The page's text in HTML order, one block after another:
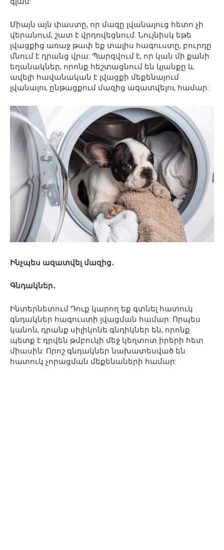
Միայն այն փաստը, որ մազը լվանալուց հետո չի
վերանում, շատ է վրդովեցնում: Նույնիսկ եթե
լվացքից առաջ թափ եք տալիս հագուստը, բուրդը
մնում է դրանց վրա: Պարզվում է, որ կան մի քանի
եղանակներ, որոնք հեշտացնում են կյանքը և
ավելի հավանական է լվացքի մեքենայում
լվանալու ընթացքում մազից ազատվելու համար:
Ինչպես ազատվել մազից․
Գնդակներ․
Ինտերնետում Դուք կարող եք գտնել հատուկ
գնդակներ հագուստի լվացման համար: Որպես
կանոն, դրանք սիլիկոնե գնդիկներ են, որոնք
պետք է դրվեն թմբուկի մեջ կեղտոտ իրերի հետ
միասին: Որոշ գնդակներ նախատեսված են
հատուկ չորացման մեքենաների համար: